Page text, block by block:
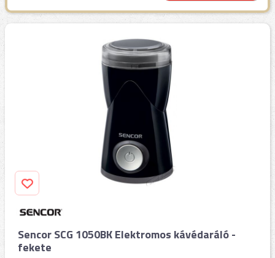
Sencor SCG 1050BK Elektromos kávédaráló -
fekete